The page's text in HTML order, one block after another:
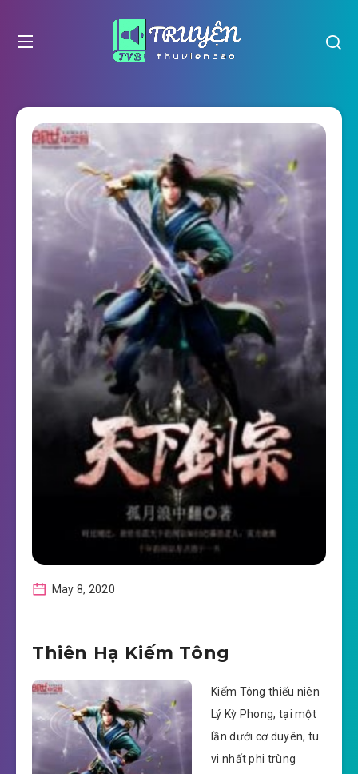
May 8, 2020
Thiên Hạ Kiếm Tông
Kiếm Tông thiếu niên
Lý Kỳ Phong, tại một
lần dưới cơ duyên, tu
vi nhất phi trùng